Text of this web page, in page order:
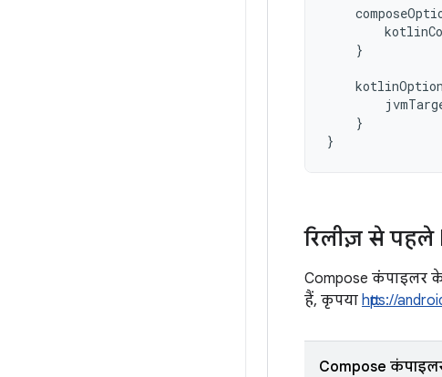
}
}
}
रिलीज़ से पहले
Compose कंपाइलर
हैं, कृपया https://
Compose